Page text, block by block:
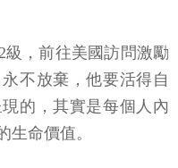
，前往美國訪問激勵
不放棄，他要活得自
的，其實是每個人內
命價值。